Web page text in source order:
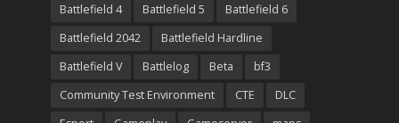
Battlefield 4
Battlefield 5
Battlefield 6
Battlefield 2042
Battlefield Hardline
Battlefield V
Battlelog Beta
bf3
Community Test Environment
CTE
DLC